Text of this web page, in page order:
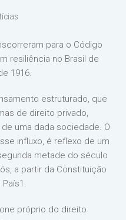
para o Código
resiliência no Brasil de
1916.
estruturado, que
de direito privado,
uma dada sociedade. O
influxo, é reflexo de um
metade do século
a partir da Constituição
próprio do direito